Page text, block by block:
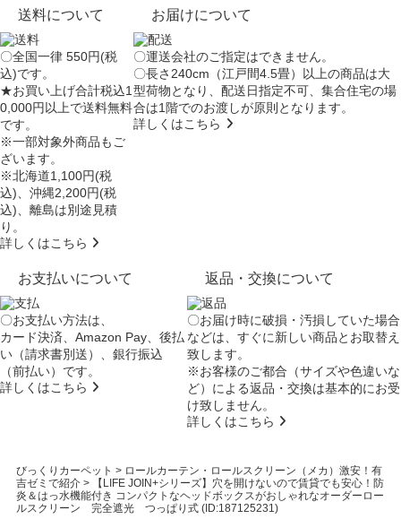
送料について
〇全国一律 550円(税
込)です。
★お買い上げ合計税込1
0,000円以上で送料無料
です。
※一部対象外商品もご
ざいます。
※北海道1,100円(税
込)、沖縄2,200円(税
込)、離島は別途見積
り。
詳しくはこちら
お届けについて
〇運送会社のご指定はできません。
〇長さ240cm（江戸間4.5畳）以上の商品は大
型荷物となり、配送日指定不可 、集合住宅の場
合は1階でのお渡しが原則となります。
詳しくはこちら
お支払いについて
〇お支払い方法は、
カード決済、Amazon Pay、後払
い（請求書別送）、銀行振込
（前払い）です。
詳しくはこちら
返品・交換について
〇お届け時に破損・汚損していた場合
などは、すぐに新しい商品とお取替え
致します。
※お客様のご都合（サイズや色違いな
ど）による返品・交換は基本的にお受
け致しません。
詳しくはこちら
びっくりカーペット > ロールカーテン・ロールスクリーン（メカ）激安！有
吉ゼミで紹介>
【LIFE JOIN+シリーズ】穴を開けないので賃貸でも安心！防
炎＆はっ水機能付き コンパクトなヘッドボックスがおしゃれなオーダーロー
ルスクリーン 完全遮光 つっぱり式 (ID:187125231)